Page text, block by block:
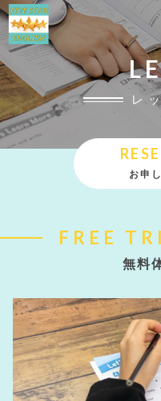
レ
お申
FREE
無料